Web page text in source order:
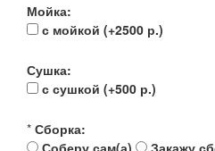
Мойка:
с мойкой (+2500 р.)
Сушка:
с сушкой (+500 р.)
* Сборка:
Соберу сам(а)
Закажу